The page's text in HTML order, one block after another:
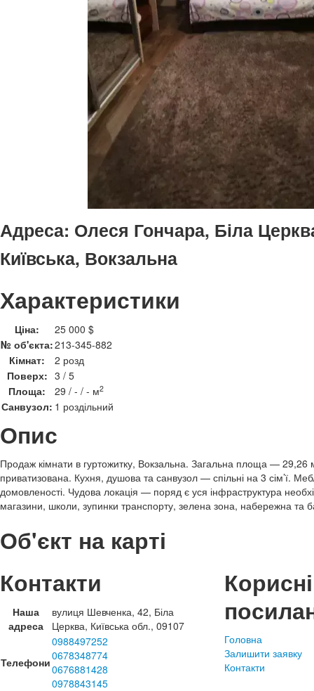
Адреса: Олеся Гончара, Біла
Київська, Вокзальна
Характеристики
Ціна:
25 000 $
№ об'єкта:213-345-882
Кімнат:
2 розд
Поверх: 3 / 5
Площа:
29 / - / - м2
Санвузол: 1 роздільний
Опис
Продаж кімнати в гуртожитку, Вокзальна. Загальна площа — 29,26
приватизована. Кухня, душова та санвузол — спільні на 3 сім’ї.
домовленості. Чудова локація — поряд є уся інфраструктура
магазини, школи, зупинки транспорту, зелена зона, набережна та
Об'єкт на карті
Контакти
Наша
адреса
вулиця Шевченка, 42, Біла
Церква, Київська обл., 09107
Телефони
0988497252
0678348774
0676881428
0978843145
Корисні
Головна
Залишити заявку
Контакти